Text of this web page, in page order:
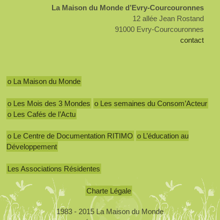
La Maison du Monde d’Evry-Courcouronnes
12 allée Jean Rostand
91000 Evry-Courcouronnes
contact
o La Maison du Monde
o Les Mois des 3 Mondes o Les semaines du Consom’Acteur
o Les Cafés de l’Actu
o Le Centre de Documentation RITIMO o L’éducation au
Développement
Les Associations Résidentes
Charte Légale
1983 - 2015 La Maison du Monde